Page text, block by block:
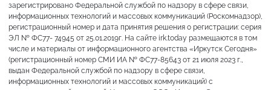
зарегистрировано Федеральной службой по надзору в сфере связи,
информационных технологий и массовых коммуникаций (Роскомнадзор),
регистрационный номер и дата принятия решения о регистрации: серия
ЭЛ № ФС77- 74945 от 25.01.2019г. На сайте irk.today размещаются в том
числе и материалы от информационного агентства «Иркутск Сегодня»
(регистрационный номер СМИ ИА № ФС77-85643 от 21 июля 2023 г.,
выдан Федеральной службой по надзору в сфере связи,
информационных технологий и массовых коммуникаций) с